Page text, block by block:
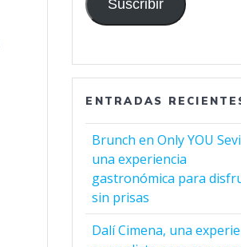
electrónico
Suscribir
ENTRADAS
Brunch en Only YOU
una experiencia
gastronómica para
sin prisas
Dalí Cimena, una